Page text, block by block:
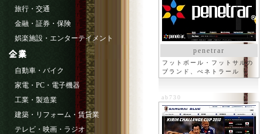
penetrar
フットボール・フットサルの
ブランド、ぺネトラール
ab730
旅行・交通
金融・証券・保険
娯楽施設・エンターテイメント
自動車・バイク
家電・PC・電子機器
工業・製造業
建築・リフォーム・賃貸業
テレビ・映画・ラジオ